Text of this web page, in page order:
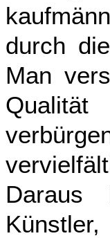
durch
Man
Daraus